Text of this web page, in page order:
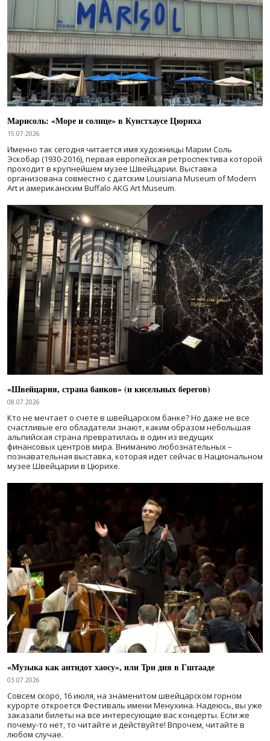
Марисоль: «Море и солнце» в Кунстхаусе Цюриха
15.07.2026
Именно так сегодня читается имя художницы Марии Соль
Эскобар (1930-2016), первая европейская ретроспектива которой
проходит в крупнейшем музее Швейцарии. Выставка
организована совместно с датским Louisiana Museum of Modern
Art и американским Buffalo AKG Art Museum.
«Швейцария, страна банков» (и кисельных берегов)
08.07.2026
Кто не мечтает о счете в швейцарском банке? Но даже не все
счастливые его обладатели знают, каким образом небольшая
альпийская страна превратилась в один из ведущих
финансовых центров мира. Вниманию любознательных –
познавательная выставка, которая идет сейчас в Национальном
музее Швейцарии в Цюрихе.
«Музыка как антидот хаосу», или Три дня в Гштааде
03.07.2026
Совсем скоро, 16 июля, на знаменитом швейцарском горном
курорте откроется Фестиваль имени Менухина. Надеюсь, вы уже
заказали билеты на все интересующие вас концерты. Если же
почему-то нет, то читайте и действуйте! Впрочем, читайте в
любом случае.